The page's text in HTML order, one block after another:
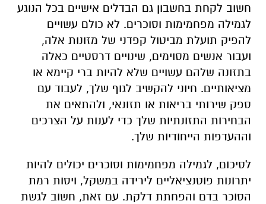
חשוב לקחת בחשבון גם הבדלים אישיים בכל הנוגע
לגמילה מפחמימות וסוכרים. לא כולם עשויים
להפיק תועלת מביטול קפדני של מזונות אלה,
ועבור אנשים מסוימים, שינויים דרסטיים כאלה
בתזונה שלהם עשויים שלא להיות ברי קיימא או
מציאותיים. חיוני להקשיב לגוף שלך, לעבוד עם
ספק שירותי בריאות או תזונאי, ולהתאים את
הבחירות התזונתיות שלך כדי לענות על הצרכים
וההעדפות הייחודיות שלך.
לסיכום, לגמילה מפחמימות וסוכרים יכולים להיות
יתרונות פוטנציאליים לירידה במשקל, ויסות רמת
הסוכר בדם והפחתת דלקת. עם זאת, חשוב לגשת